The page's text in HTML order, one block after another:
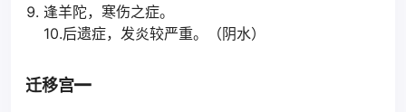
逢羊陀，寒伤之症。
10.后遗症，发炎较严重。（阴水）
迁移宫━